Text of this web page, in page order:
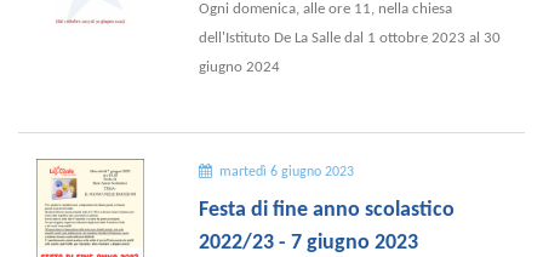
Ogni domenica, alle ore 11, nella chiesa
dell'Istituto De La Salle dal 1 ottobre 2023 al 30
giugno 2024
martedì 6 giugno 2023
Festa di fine anno scolastico
2022/23 - 7 giugno 2023